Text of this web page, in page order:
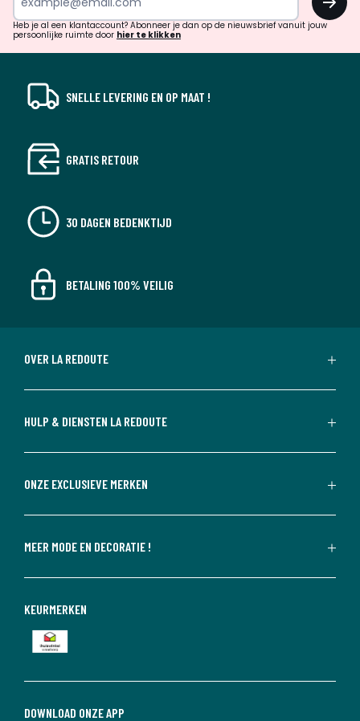
verrassingen?
Heb je al een klantaccount? Abonneer je dan op de nieuwsbrief vanuit jouw
persoonlijke ruimte door hier te klikken
SNELLE LEVERING EN OP MAAT !
GRATIS RETOUR
30 DAGEN BEDENKTIJD
BETALING 100% VEILIG
OVER LA REDOUTE
HULP & DIENSTEN LA REDOUTE
ONZE EXCLUSIEVE MERKEN
MEER MODE EN DECORATIE !
DOWNLOAD ONZE APP
KEURMERKEN